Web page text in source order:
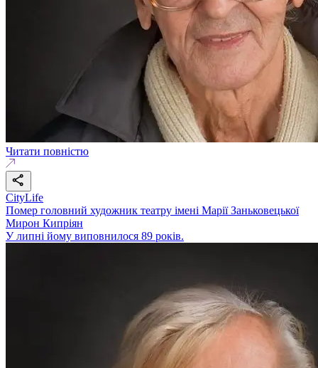
Читати повністю
CityLife
Помер головний художник театру імені Марії Заньковецької
Мирон Кипріян
У липні йому виповнилося 89 років.